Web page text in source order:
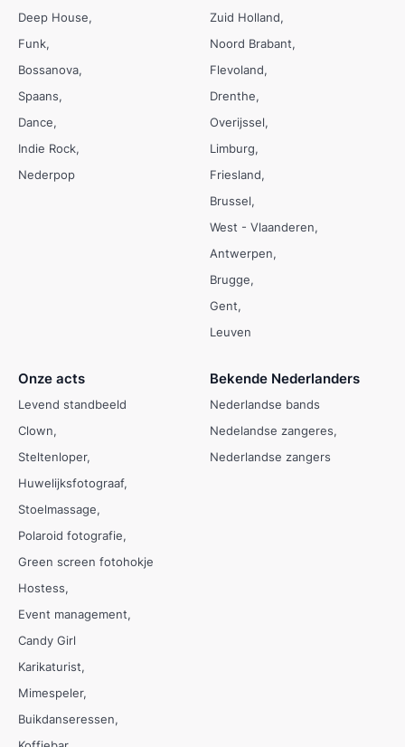
Deep House
Funk
Bossanova
Spaans
Dance
Indie Rock
Nederpop
Zuid Holland
Noord Brabant
Flevoland
Drenthe
Overijssel
Limburg
Friesland
Brussel
West - Vlaanderen
Antwerpen
Brugge
Gent
Leuven
Onze acts
Levend standbeeld
Clown
Steltenloper
Huwelijksfotograaf
Stoelmassage
Polaroid fotografie
Green screen fotohokje
Hostess
Event management
Candy Girl
Karikaturist
Mimespeler
Buikdanseressen
Bekende Nederlanders
Nederlandse bands
Nedelandse zangeres
Nederlandse zangers